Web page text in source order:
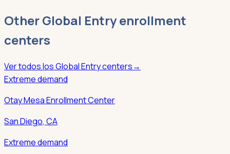
OtherGlobal Entryenrollment
centers
Ver todos losGlobal Entrycenters→
Extreme demand
Otay Mesa Enrollment Center
San Diego, CA
Extreme demand